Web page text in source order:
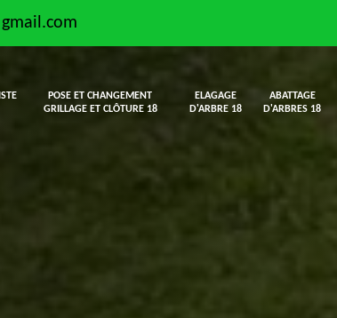
POSE ET CHANGEMENT
GRILLAGE ET CLÔTURE 18
ELAGAGE
D'ARBRE 18
ABATTAGE
D'ARBRES 18